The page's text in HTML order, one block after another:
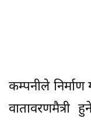
कम्पनीले निर्माण
वातावरणमैत्री